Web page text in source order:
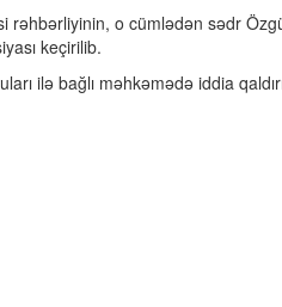
o cümlədən sədr
keçirilib.
ilə bağlı məhkəmədə iddia